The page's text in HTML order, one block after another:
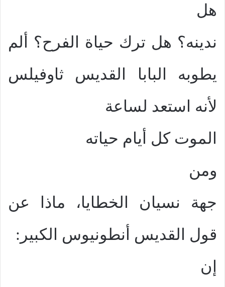
هل
ندينه؟ هل ترك حياة الفرح؟ ألم
يطوبه البابا القديس ثاوفيلس
لأنه استعد لساعة
الموت كل أيام حياته
ومن
جهة نسيان الخطايا، ماذا عن
قول القديس أنطونيوس الكبير:
إن